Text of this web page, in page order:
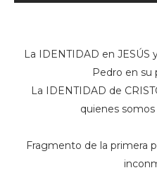
La IDENTIDAD en JESÚS
Pedro en su
La IDENTIDAD de
quienes
Fragmento de la primera